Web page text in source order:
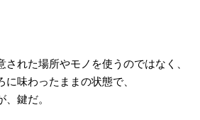
れた場所やモノを使うのではなく、
味わったままの状態で、
鍵だ。